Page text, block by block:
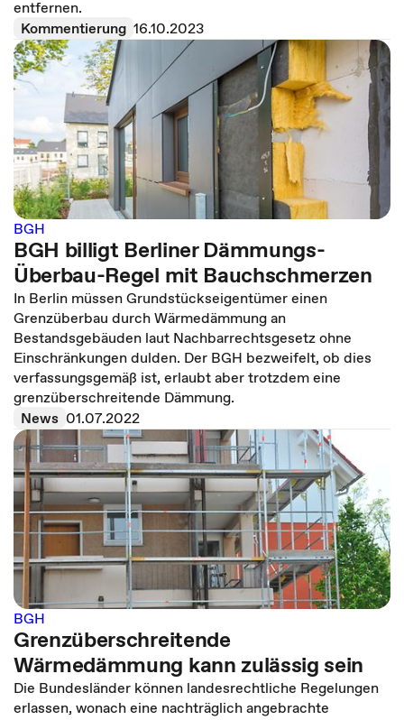
entfernen.
Kommentierung 16.10.2023
BGH
BGH billigt Berliner Dämmungs-
Überbau-Regel mit Bauchschmerzen
In Berlin müssen Grundstückseigentümer einen
Grenzüberbau durch Wärmedämmung an
Bestandsgebäuden laut Nachbarrechtsgesetz ohne
Einschränkungen dulden. Der BGH bezweifelt, ob dies
verfassungsgemäß ist, erlaubt aber trotzdem eine
grenzüberschreitende Dämmung.
News 01.07.2022
BGH
Grenzüberschreitende
Wärmedämmung kann zulässig sein
Die Bundesländer können landesrechtliche Regelungen
erlassen, wonach eine nachträglich angebrachte